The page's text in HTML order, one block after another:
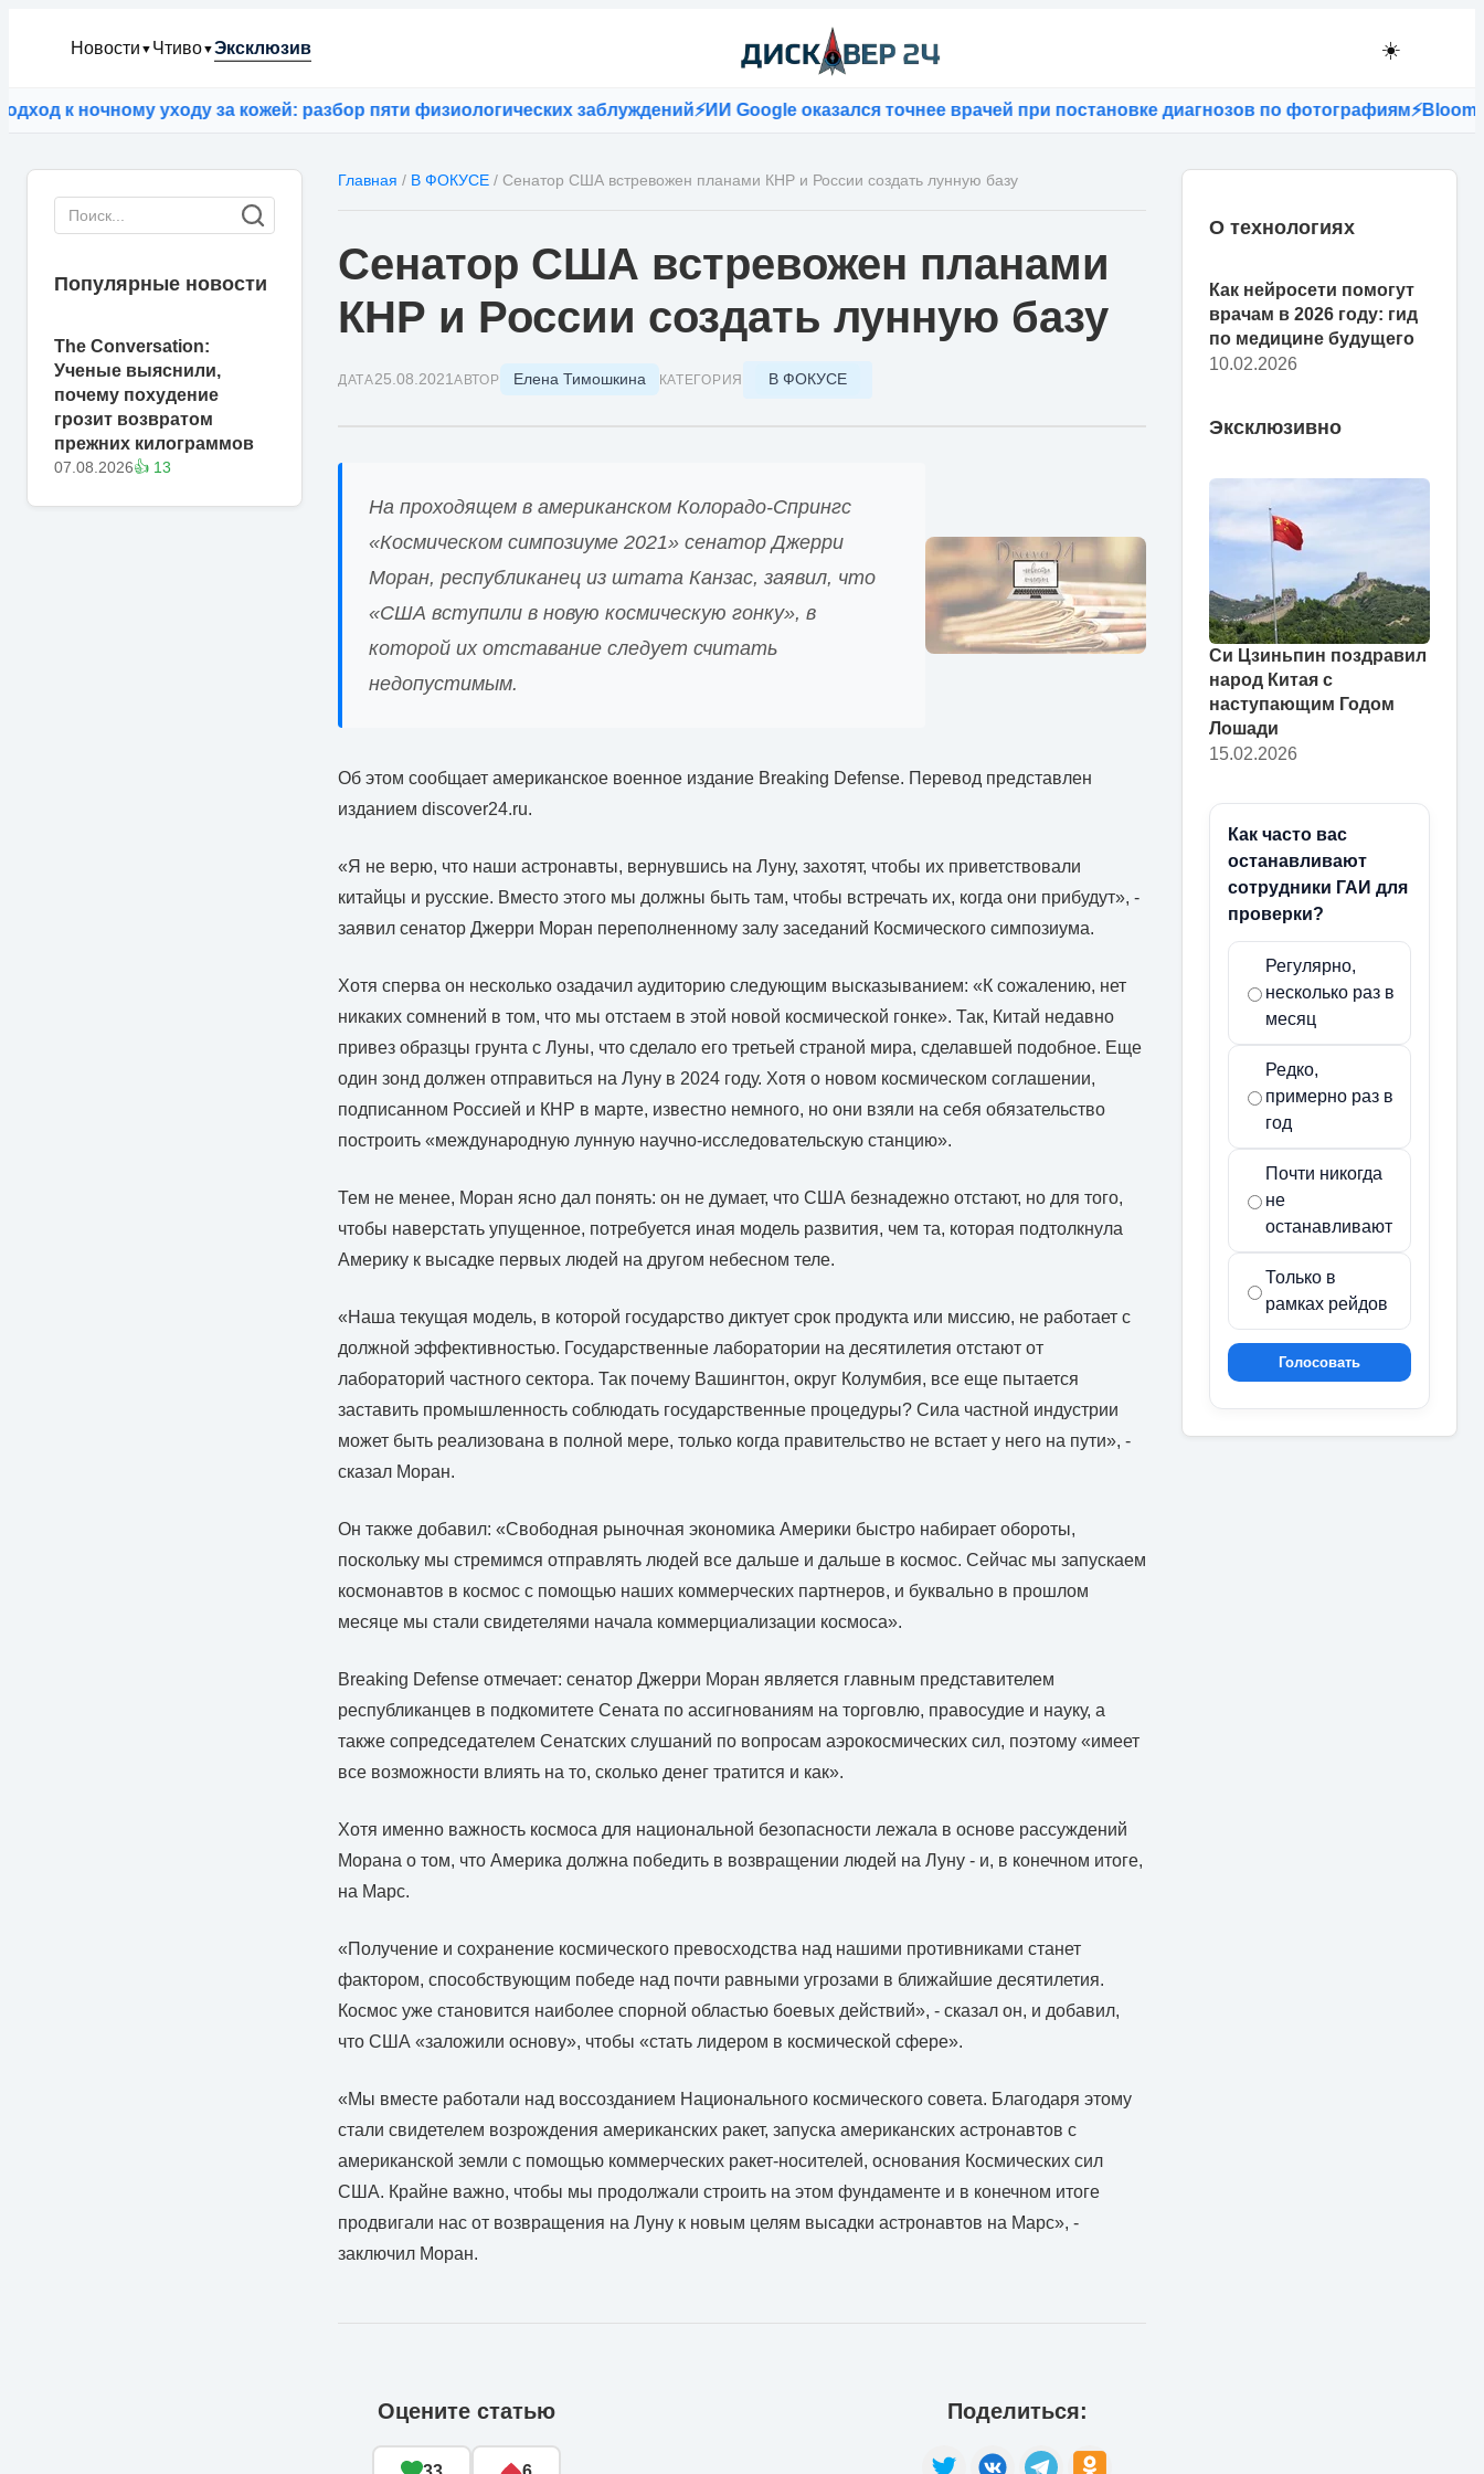
Новости ▼ Чтиво▼Эксклюзив ☀️
уходу за кожей: разбор пяти физиологических заблуждений⚡ИИ Google оказался точнее врачей при постановке диагнозов по фотографиям⚡Bloomberg:
Популярные новости
The Conversation:
Ученые выяснили,
почему похудение
грозит возвратом
прежних килограммов
07.08.2026👍 13
Главная / В ФОКУСЕ / Сенатор США встревожен планами КНР и России создать лунную базу
Сенатор США встревожен планами
КНР и России создать лунную базу
ДАТА25.08.2021 АВТОР Елена Тимошкина КАТЕГОРИЯ В ФОКУСЕ
На проходящем в американском Колорадо-Спрингс
«Космическом симпозиуме 2021» сенатор Джерри
Моран, республиканец из штата Канзас, заявил, что
«США вступили в новую космическую гонку», в
которой их отставание следует считать
недопустимым.
Об этом сообщает американское военное издание Breaking Defense. Перевод представлен
изданием discover24.ru.
«Я не верю, что наши астронавты, вернувшись на Луну, захотят, чтобы их приветствовали
китайцы и русские. Вместо этого мы должны быть там, чтобы встречать их, когда они прибудут», -
заявил сенатор Джерри Моран переполненному залу заседаний Космического симпозиума.
Хотя сперва он несколько озадачил аудиторию следующим высказыванием: «К сожалению, нет
никаких сомнений в том, что мы отстаем в этой новой космической гонке». Так, Китай недавно
привез образцы грунта с Луны, что сделало его третьей страной мира, сделавшей подобное. Еще
один зонд должен отправиться на Луну в 2024 году. Хотя о новом космическом соглашении,
подписанном Россией и КНР в марте, известно немного, но они взяли на себя обязательство
построить «международную лунную научно-исследовательскую станцию».
Тем не менее, Моран ясно дал понять: он не думает, что США безнадежно отстают, но для того,
чтобы наверстать упущенное, потребуется иная модель развития, чем та, которая подтолкнула
Америку к высадке первых людей на другом небесном теле.
«Наша текущая модель, в которой государство диктует срок продукта или миссию, не работает с
должной эффективностью. Государственные лаборатории на десятилетия отстают от
лабораторий частного сектора. Так почему Вашингтон, округ Колумбия, все еще пытается
заставить промышленность соблюдать государственные процедуры? Сила частной индустрии
может быть реализована в полной мере, только когда правительство не встает у него на пути», -
сказал Моран.
Он также добавил: «Свободная рыночная экономика Америки быстро набирает обороты,
поскольку мы стремимся отправлять людей все дальше и дальше в космос. Сейчас мы запускаем
космонавтов в космос с помощью наших коммерческих партнеров, и буквально в прошлом
месяце мы стали свидетелями начала коммерциализации космоса».
Breaking Defense отмечает: сенатор Джерри Моран является главным представителем
республиканцев в подкомитете Сената по ассигнованиям на торговлю, правосудие и науку, а
также сопредседателем Сенатских слушаний по вопросам аэрокосмических сил, поэтому «имеет
все возможности влиять на то, сколько денег тратится и как».
Хотя именно важность космоса для национальной безопасности лежала в основе рассуждений
Морана о том, что Америка должна победить в возвращении людей на Луну - и, в конечном итоге,
на Марс.
«Получение и сохранение космического превосходства над нашими противниками станет
фактором, способствующим победе над почти равными угрозами в ближайшие десятилетия.
Космос уже становится наиболее спорной областью боевых действий», - сказал он, и добавил,
что США «заложили основу», чтобы «стать лидером в космической сфере».
«Мы вместе работали над воссозданием Национального космического совета. Благодаря этому
стали свидетелем возрождения американских ракет, запуска американских астронавтов с
американской земли с помощью коммерческих ракет-носителей, основания Космических сил
США. Крайне важно, чтобы мы продолжали строить на этом фундаменте и в конечном итоге
продвигали нас от возвращения на Луну к новым целям высадки астронавтов на Марс», -
заключил Моран.
Оцените статью Поделиться:
О технологиях
Как нейросети помогут
врачам в 2026 году: гид
по медицине будущего
10.02.2026
Эксклюзивно
Си Цзиньпин поздравил
народ Китая с
наступающим Годом
Лошади
15.02.2026
Как часто вас
останавливают
сотрудники ГАИ для
проверки?
Регулярно,
несколько раз в
месяц
Редко,
примерно раз в
год
Почти никогда
не
останавливают
Только в
рамках рейдов
Голосовать